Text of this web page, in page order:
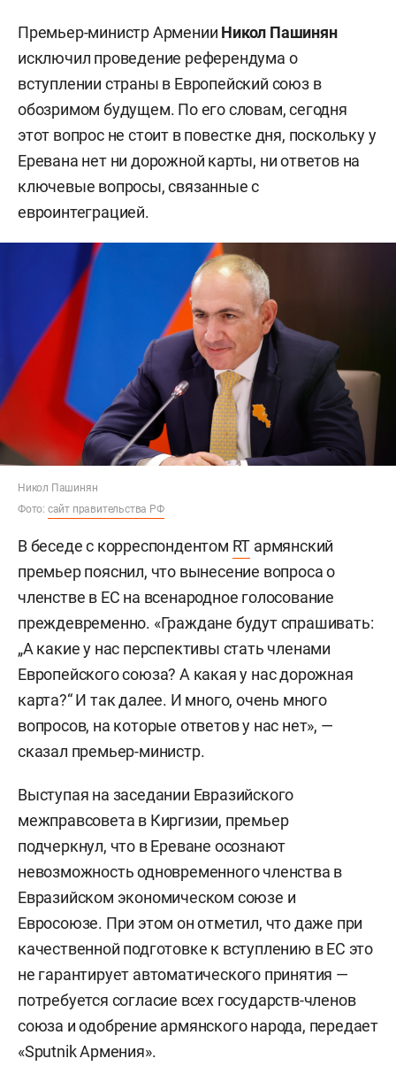
Фарма») и веренафусп альфа для терапии
синдрома Хантера («Генериум»). Последний
препарат также предложили включить в
программу 14 высокозатратных нозологий.
#здравоохранение
Комментарии 0
7 августа 2026, 21:24
Пашинян: вступление
Армении в ЕС не входит
в политическую повестку
Премьер-министр Армении
исключил проведение референдума о
вступлении страны в Европейский союз в
обозримом будущем. По его словам, сегодня
этот вопрос не стоит в повестке дня, поскольку у
Еревана нет ни дорожной карты, ни ответов на
ключевые вопросы, связанные с
евроинтеграцией.
Никол Пашинян
Фото:сайт правительства РФ
В беседе с корреспондентомRT армянский
премьер пояснил, что вынесение вопроса о